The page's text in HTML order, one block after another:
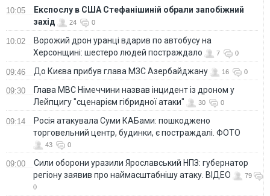
10:05
Експослу в США Стефанішиній обрали запобіжний
захід
24 0
10:02
Ворожий дрон уранці вдарив по автобусу на
Херсонщині: шестеро людей постраждало
7 0
09:46 До Києва прибув глава МЗС Азербайджану 16 0
09:30
Глава МВС Німеччини назвав інцидент із дроном у
Лейпцигу "сценарієм гібридної атаки"
30 0
09:14
Росія атакувала Суми КАБами: пошкоджено
торговельний центр, будинки, є постраждалі. ФОТО
43 0
09:00
Сили оборони уразили Ярославський НПЗ: губернатор
регіону заявив про наймасштабнішу атаку. ВІДЕО
79
0